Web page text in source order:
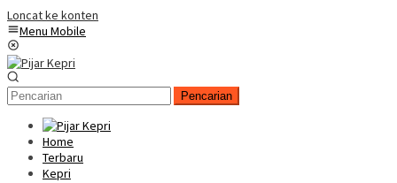
Loncat ke konten
Menu Mobile
Pencarian
Home
Terbaru
Kepri